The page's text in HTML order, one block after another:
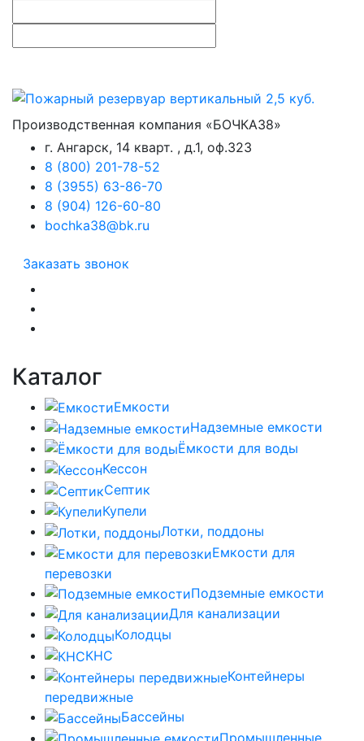
Производственная компания «БОЧКА38»
г. Ангарск, 14 кварт. , д.1, оф.323
8 (800) 201-78-52
8 (3955) 63-86-70
8 (904) 126-60-80
bochka38@bk.ru
Заказать звонок
Каталог
Емкости
Надземные емкости
Ёмкости для воды
Кессон
Септик
Купели
Лотки, поддоны
Емкости для
перевозки
Подземные емкости
Для канализации
Колодцы
КНС
Контейнеры
передвижные
Бассейны
Промышленные